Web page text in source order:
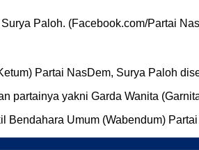
Paloh. (Facebook.com/Partai
Partai NasDem, Surya Paloh
partainya yakni Garda Wanita
Bendahara Umum (Wabendum)